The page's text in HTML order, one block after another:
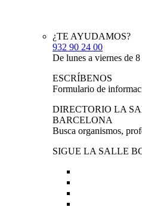
¿TE AYUDAMOS?
932 90 24 00
De lunes a viernes de
ESCRÍBENOS
Formulario de
DIRECTORIO LA
BARCELONA
Busca organismos,
SIGUE LA SALLE